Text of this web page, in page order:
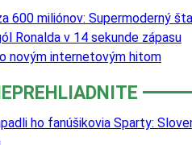
600 miliónov: Supermoderný
Ronalda v 14 sekunde zápasu
novým internetovým hitom
ho fanúšikovia Sparty: